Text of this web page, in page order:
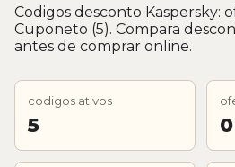
Codigos desconto Kaspersky:
Cuponeto (5). Compara
antes de comprar online.
codigos ativos
5 0